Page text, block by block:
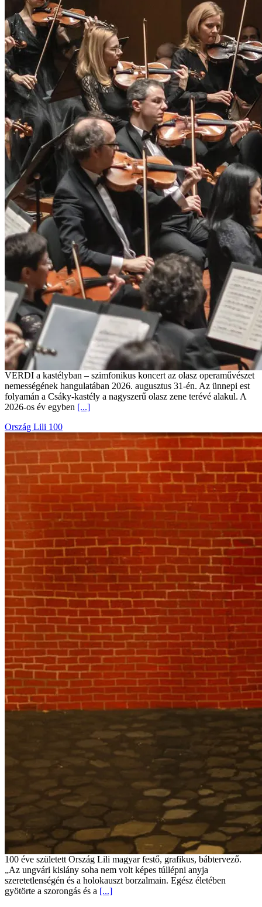
Digitalizált Dolgozó Nő
Fico: Ki kell hangsúlyozni, hogy a konszolidáció
elkerülhetetlen
Csőtörés történt Galántán a Kodály Zoltán utcában
Több halálos áldozata van a Krathon tájfunnak Tajvanon
Negatív lett a Hamburgban Marburg-vírus gyanújával
kórházba szállított két ember vizsgálati eredménye
Magyar Interaktív Televízió
VERDI a Csáky-kastélyban
VERDI a kastélyban – szimfonikus koncert az olasz operaművészet
nemességének hangulatában 2026. augusztus 31-én. Az ünnepi est
folyamán a Csáky-kastély a nagyszerű olasz zene terévé alakul. A
2026-os év egyben[...]
Ország Lili 100